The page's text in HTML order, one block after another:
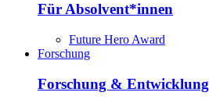
Für Absolvent*innen
Future Hero Award
Forschung
Forschung & Entwicklung